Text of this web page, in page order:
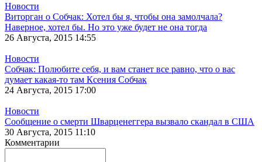
Новости
Виторган о Собчак: Хотел бы я, чтобы она замолчала?
Наверное, хотел бы. Но это уже будет не она тогда
26 Августа, 2015 14:55
Новости
Собчак: Полюбите себя, и вам станет все равно, что о вас
думает какая-то там Ксения Собчак
24 Августа, 2015 17:00
Новости
Сообщение о смерти Шварценеггера вызвало скандал в США
30 Августа, 2015 11:10
Комментарии